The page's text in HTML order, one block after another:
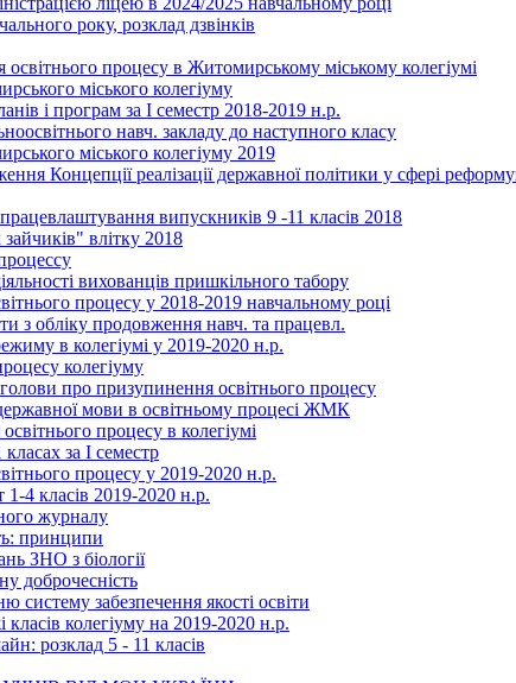
року, розклад дзвінків
процесу в Житомирському міському колегіумі
міського колегіуму
і програм за І семестр 2018-2019 н.р.
навч. закладу до наступного класу
міського колегіуму 2019
Концепції реалізації державної політики у сфері
випускників 9 -11 класів 2018
влітку 2018
вихованців пришкільного табору
процесу у 2018-2019 навчальному році
з обліку продовження навч. та працевл.
в колегіумі у 2019-2020 н.р.
колегіуму
про призупинення освітнього процесу
мови в освітньому процесі ЖМК
процесу в колегіумі
за І семестр
процесу у 2019-2020 н.р.
1-4 класів 2019-2020 н.р.
журналу
принципи
ЗНО з біології
доброчесність
забезпечення якості освіти
колегіуму на 2019-2020 н.р.
розклад 5 - 11 класів